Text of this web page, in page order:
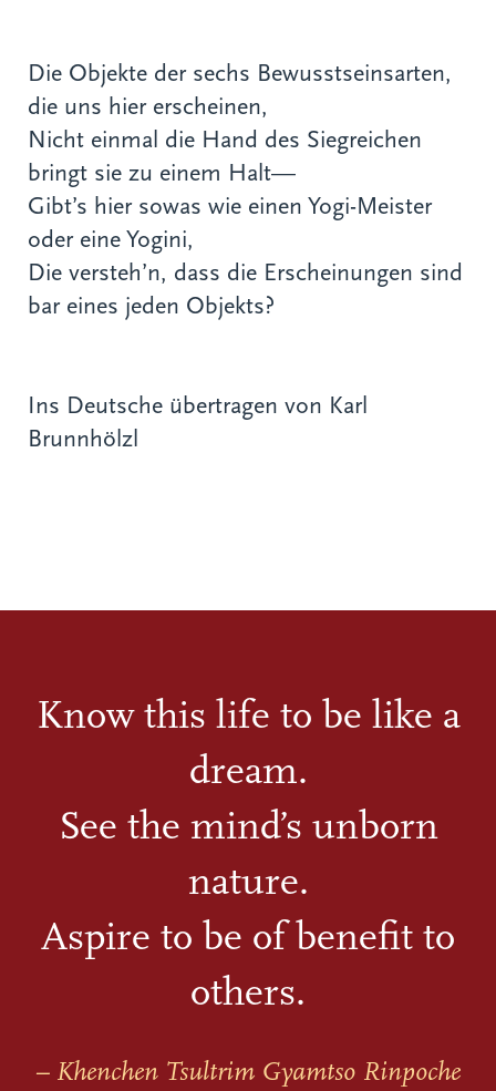
Die Objekte der sechs Bewusstseinsarten,
die uns hier erscheinen,
Nicht einmal die Hand des Siegreichen
bringt sie zu einem Halt—
Gibt’s hier sowas wie einen Yogi-Meister
oder eine Yogini,
Die versteh’n, dass die Erscheinungen sind
bar eines jeden Objekts?
Ins Deutsche übertragen von Karl
Brunnhölzl
Know this life to be like a
dream.
See the mind’s unborn
nature.
Aspire to be of benefit to
others.
– Khenchen Tsultrim Gyamtso Rinpoche